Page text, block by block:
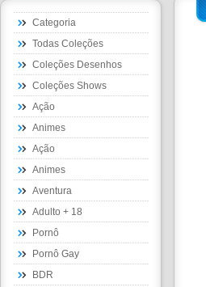
Categoria
Todas Coleções
Coleções Desenhos
Coleções Shows
Ação
Animes
Ação
Animes
Aventura
Adulto + 18
Pornô
Pornô Gay
BDR